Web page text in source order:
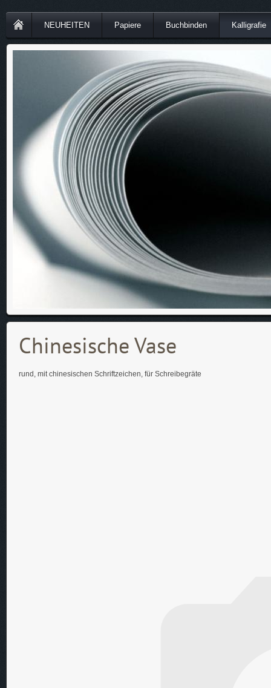
NEUHEITEN Papiere Buchbinden Kalligrafie
Chinesische Vase
rund, mit chinesischen Schriftzeichen, für Schreibegräte